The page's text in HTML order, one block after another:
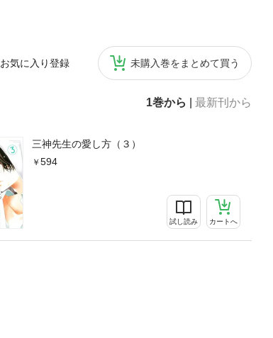
お気に入り登録 未購入巻をまとめて買う
1巻から 最新刊から
三神先生の愛し方（３）
594
試し読み カートへ